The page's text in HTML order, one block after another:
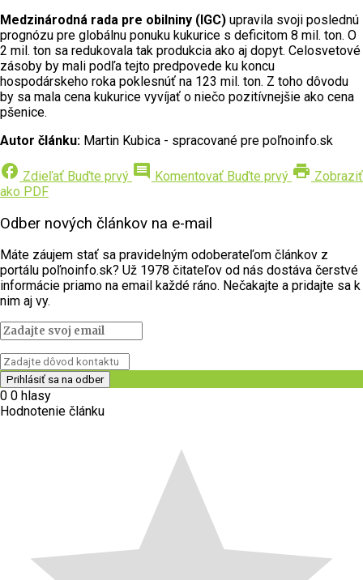
Medzinárodná rada pre obilniny (IGC) upravila svoji poslednú
prognózu pre globálnu ponuku kukurice s deficitom 8 mil. ton. O
2 mil. ton sa redukovala tak produkcia ako aj dopyt. Celosvetové
zásoby by mali podľa tejto predpovede ku koncu
hospodárskeho roka poklesnúť na 123 mil. ton. Z toho dôvodu
by sa mala cena kukurice vyvíjať o niečo pozitívnejšie ako cena
pšenice.
Autor článku: Martin Kubica - spracované pre poľnoinfo.sk
facebook Zdieľať Buďte prvý comment Komentovať Buďte prvý print Zobraziť
ako PDF
Odber nových článkov na e-mail
Máte záujem stať sa pravidelným odoberateľom článkov z
portálu poľnoinfo.sk? Už 1978 čitateľov od nás dostáva čerstvé
informácie priamo na email každé ráno. Nečakajte a pridajte sa k
nim aj vy.
0 0 hlasy
Hodnotenie článku